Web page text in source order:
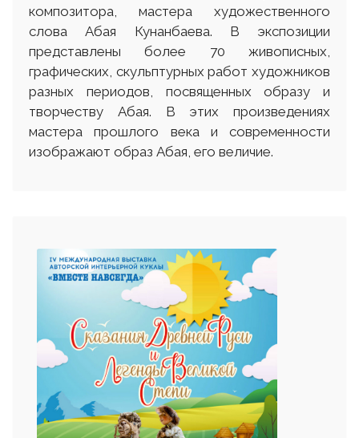
композитора, мастера художественного
слова Абая Кунанбаева. В экспозиции
представлены более 70 живописных,
графических, скульптурных работ художников
разных периодов, посвященных образу и
творчеству Абая. В этих произведениях
мастера прошлого века и современности
изображают образ Абая, его величие.